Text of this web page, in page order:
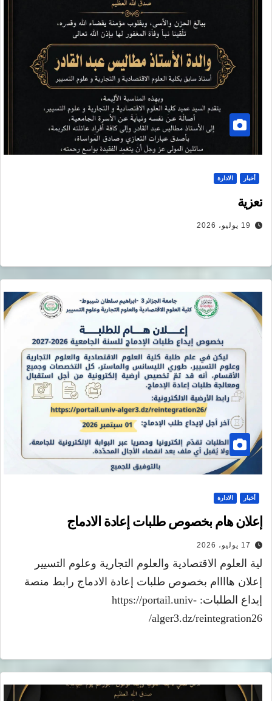
أخبار الادارة
تعزية
19 يوليو، 2026
أخبار الادارة
إعلان هام بخصوص طلبات إعادة الادماج
17 يوليو، 2026
لية العلوم الاقتصادية والعلوم التجارية وعلوم التسيير
إعلان هاااام بخصوص طلبات إعادة الادماج رابط منصة
إيداع الطلبات: https://portail.univ-
alger3.dz/reintegration26/